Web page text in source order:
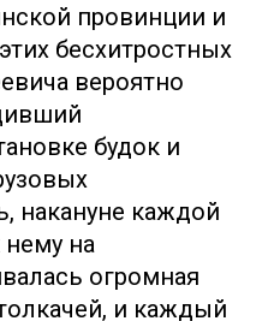
провинции и
бесхитростных
вероятно
будок и
накануне каждой
на
огромная
и каждый